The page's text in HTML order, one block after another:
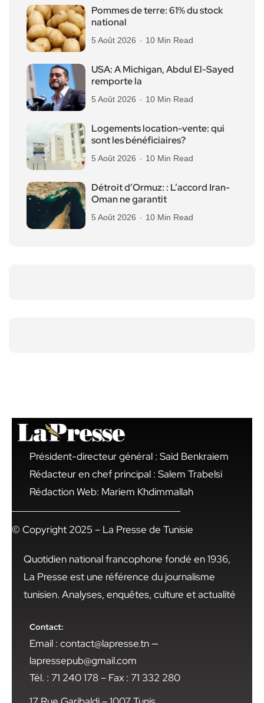
Pommes de terre: 61% du stock
national
5 Août 2026 10 Min Read
USA: A Michigan, Abdul El-Sayed
remporte la
5 Août 2026 10 Min Read
Logements location-vente: qui
sont les bénéficiaires?
5 Août 2026 10 Min Read
Détroit d’Ormuz: : L’accord Iran-
Oman ne garantit
5 Août 2026 10 Min Read
Président-directeur général : Said Benkraiem
Rédacteur en chef principal : Salem Trabelsi
Rédaction Web: Mariem Khdimmallah
© Copyright 2025 – La Presse de Tunisie
Quotidien national francophone fondé en 1936,
La Presse est une référence du journalisme
tunisien. Analyses, enquêtes, culture et actualité
Contact:
Email : contact@lapresse.tn —
lapressepub@gmail.com
Tél. : 71 240 178 – Fax : 71 332 280